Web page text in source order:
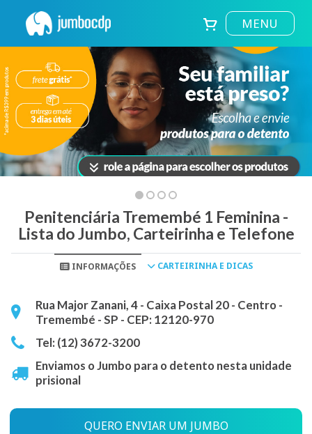
MENU
Penitenciária Tremembé 1 Feminina -
Lista do Jumbo, Carteirinha e Telefone
INFORMAÇÕES CARTEIRINHA E DICAS
Rua Major Zanani, 4 - Caixa Postal 20 - Centro -
Tremembé - SP - CEP: 12120-970
Tel: (12) 3672-3200
Enviamos o Jumbo para o detento nesta unidade
prisional
QUERO ENVIAR UM JUMBO